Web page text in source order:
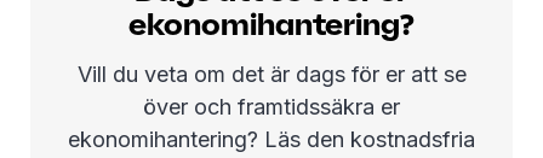
ekonomihantering?
Vill du veta om det är dags för er att se
över och framtidssäkra er
ekonomihantering? Läs den kostnadsfria